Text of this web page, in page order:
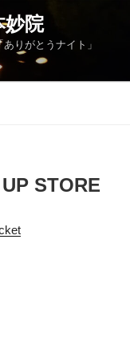
院
りがとうナイト」
STORE